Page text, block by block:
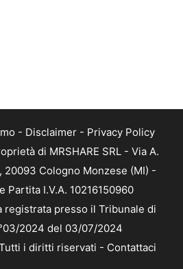
- Disclaimer - Privacy Policy
di MRSHARE SRL - Via A.
20093 Cologno Monzese (MI) -
Partita I.V.A. 10216150960
registrata presso il Tribunale di
2024 del 03/07/2024
i diritti riservati - Contattaci